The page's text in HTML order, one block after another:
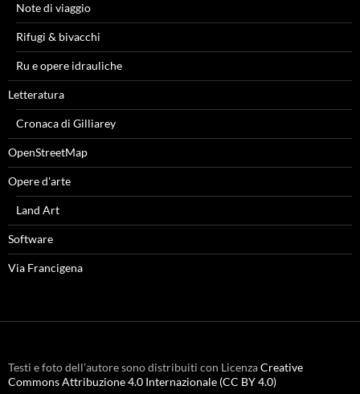
Note di viaggio
Rifugi & bivacchi
Ru e opere idrauliche
Letteratura
Cronaca di Gilliarey
OpenStreetMap
Opere d'arte
Land Art
Software
Via Francigena
Testi e foto dell’autore sono distribuiti con LicenzaCreative
Commons Attribuzione 4.0 Internazionale (CC BY 4.0)